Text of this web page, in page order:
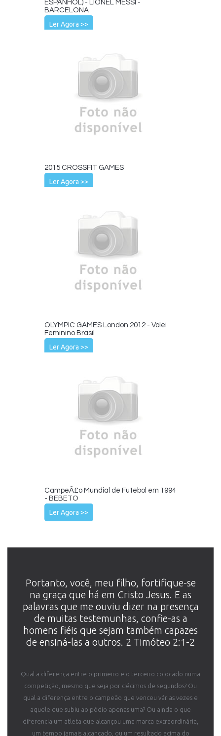
ESPANHOL) - LIONEL MESSI -
BARCELONA
Ler Agora >>
2015 CROSSFIT GAMES
Ler Agora >>
OLYMPIC GAMES London 2012 - Volei
Feminino Brasil
Ler Agora >>
CampeÃ£o Mundial de Futebol em 1994
- BEBETO
Ler Agora >>
Portanto, você, meu filho, fortifique-se
na graça que há em Cristo Jesus. E as
palavras que me ouviu dizer na presença
de muitas testemunhas, confie-as a
homens fiéis que sejam também capazes
de ensiná-las a outros. 2 Timóteo 2:1-2
Qual a diferença entre o primeiro e o terceiro colocado numa
competição, mesmo que seja por décimos de segundos? Ou
qual a diferença entre o campeão que venceu várias vezes e
aquele que subiu ao pódio apenas uma? Ou ainda o que
diferencia um atleta que alcançou uma marca extraordinária,
um tempo jamais alcançado, ou um resultado acima do